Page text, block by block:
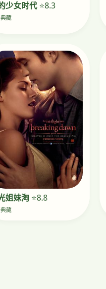
少女时代⭐8.3
藏
姐妹淘 ⭐8.8
藏